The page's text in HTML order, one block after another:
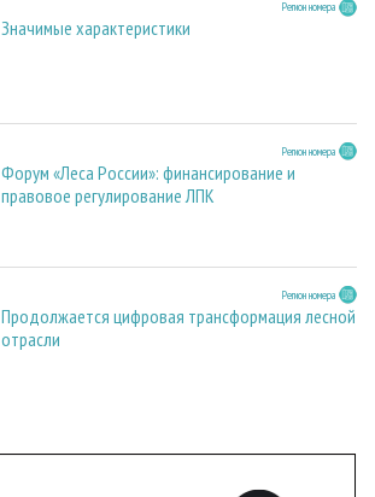
Регион номера
Значимые характеристики
Регион номера
Форум «Леса России»: финансирование и
правовое регулирование ЛПК
Регион номера
Продолжается цифровая трансформация лесной
отрасли